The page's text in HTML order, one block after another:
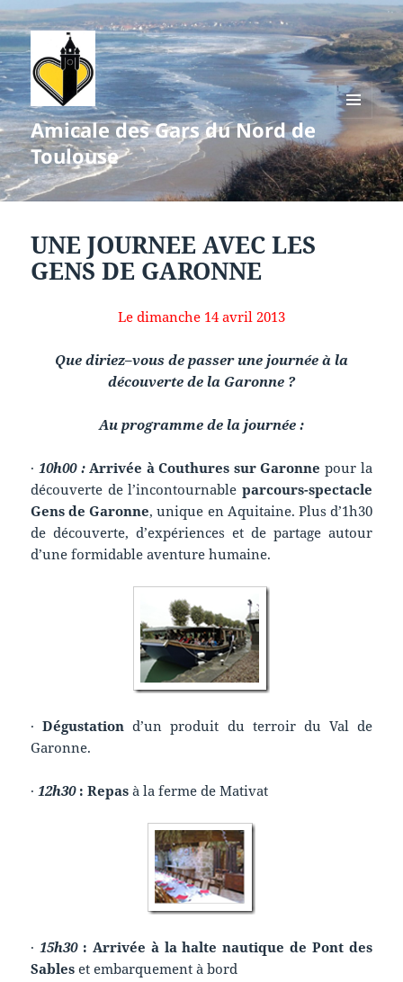
Amicale des Gars du Nord de
Toulouse
MENU
WIDGETS
UNE JOURNEE AVEC LES
GENS DE GARONNE
Le dimanche 14 avril 2013
Que diriez–vous de passer une journée à la
découverte de la Garonne ?
Au programme de la journée :
·10h00 :Arrivée à Couthures sur Garonnepour la
découverte de l’incontournable parcours-spectacle
Gens de Garonne, unique en Aquitaine. Plus d’1h30
de découverte, d’expériences et de partage autour
d’une formidable aventure humaine.
·Dégustation d’un produit du terroir du Val de
Garonne.
·12h30: Repasà la ferme de Mativat
·15h30: Arrivée à la halte nautique de Pont des
Sables et embarquement à bord